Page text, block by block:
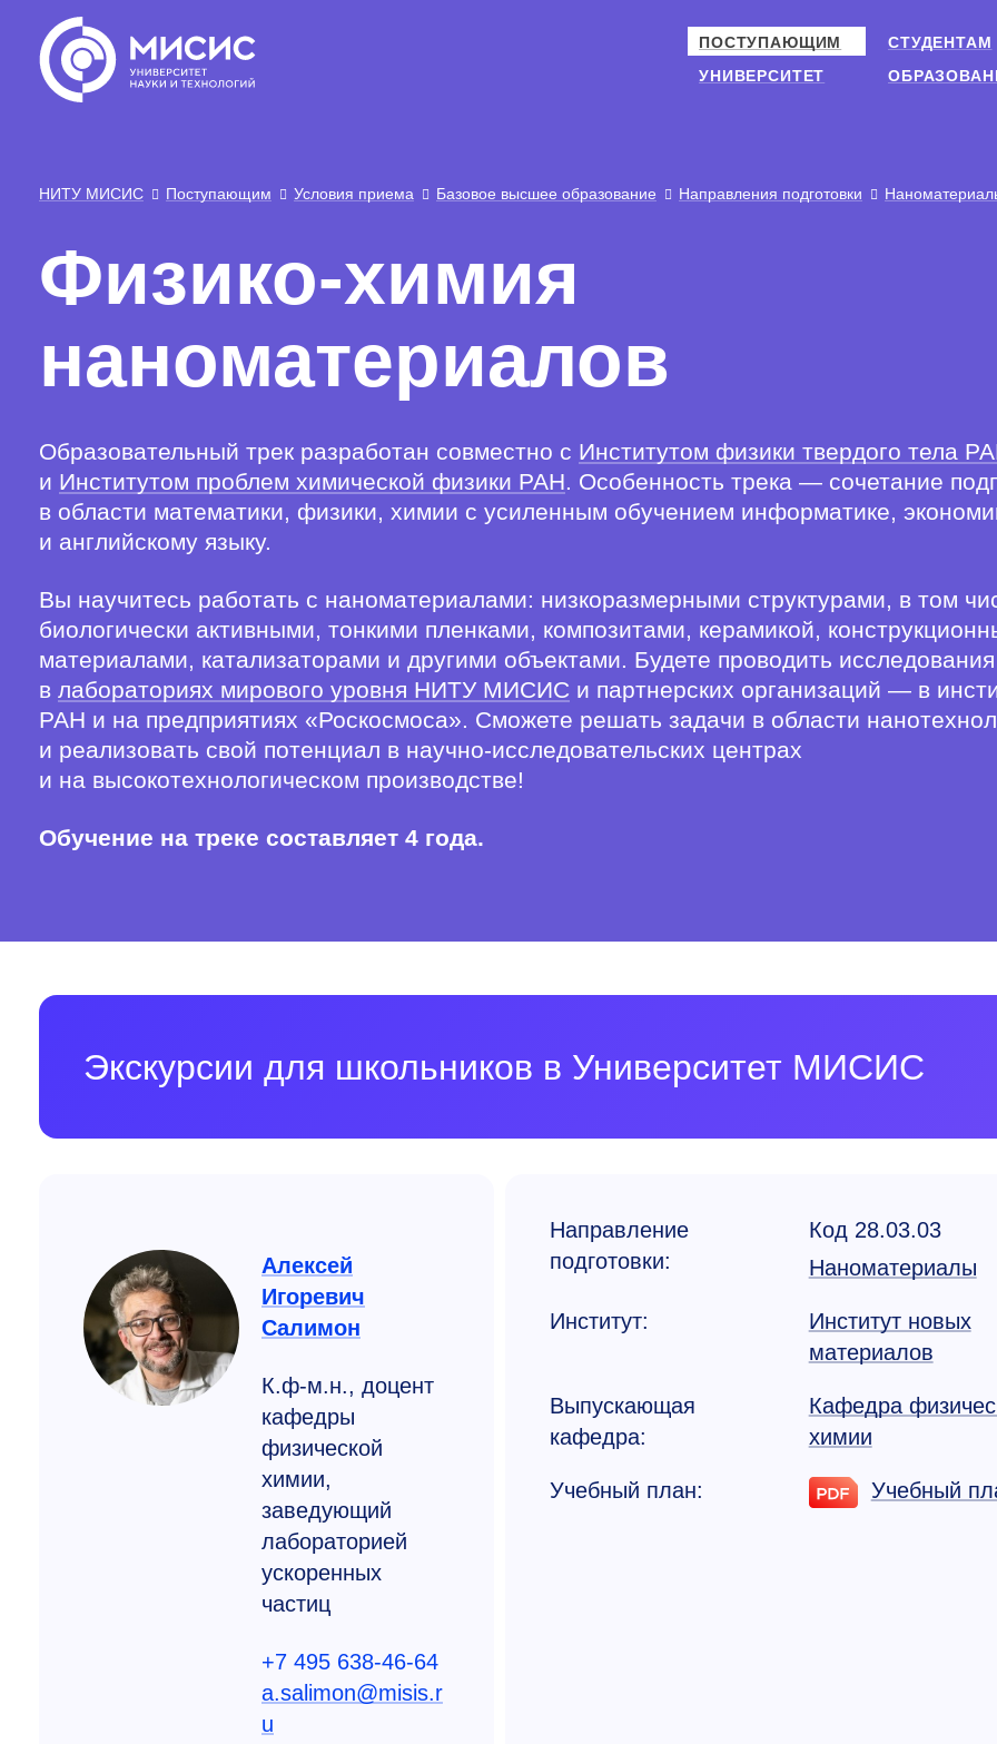
ПОСТУПАЮЩИМ
СТУДЕНТАМ
УНИВЕРСИТЕТ
НИТУ МИСИС Поступающим Условия приема Базовое высшее образование Направления подготовки
Физико-химия
наноматериалов
Образовательный трек разработан совместно с Институтом физики твердого тела
и Институтом проблем химической физики РАН. Особенность трека — сочетание
в области математики, физики, химии с усиленным обучением информатике,
и английскому языку.
Вы научитесь работать с наноматериалами: низкоразмерными структурами, в том
биологически активными, тонкими пленками, композитами, керамикой,
материалами, катализаторами и другими объектами. Будете проводить исследования
в лабораториях мирового уровня НИТУ МИСИС и партнерских организаций — в
РАН и на предприятиях «Роскосмоса». Сможете решать задачи в области
и реализовать свой потенциал в научно-исследовательских центрах
и на высокотехнологическом производстве!
Обучение на треке составляет 4 года.
Экскурсии для школьников в Университет МИСИС
Алексей
Игоревич
Салимон
К.ф-м.н., доцент
кафедры
физической
химии,
заведующий
лабораторией
ускоренных
частиц
+7 495 638-46-64
a.salimon@misis.r
u
Направление
подготовки:
Код 28.03.03
Наноматериалы
Институт:
Институт новых
материалов
Выпускающая
кафедра:
Кафедра
химии
Учебный план: Учебный